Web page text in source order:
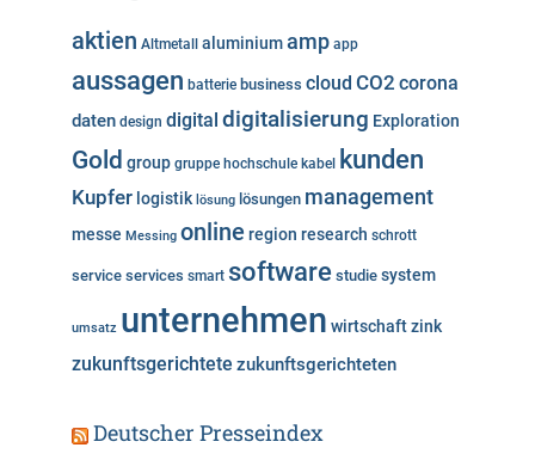
r
i
n
aktien Altmetall aluminiumamp app
aussagen batterie business cloud CO2 corona
daten design digital digitalisierung Exploration
Gold group gruppe hochschule kabel kunden
Kupfer logistik lösung lösungen management
messe Messing online region research schrott
service services smart software studie system
umsatz unternehmen wirtschaftzink
zukunftsgerichtete zukunftsgerichteten
Deutscher Presseindex